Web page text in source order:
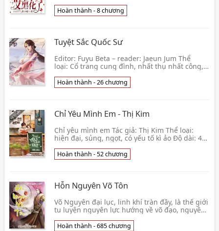
mắt dịu dàng,👦 Mộ Tiểu Ấm
Hoàn thành - 8 chương
Tuyệt Sắc Quốc Sư
Editor: Fuyu Beta – reader: Jaeun Jum Thể
loại: Cổ trang cung đình, nhất thụ nhất công,
tình m👦 Mê Dương
Hoàn thành - 26 chương
Chỉ Yêu Mình Em - Thị Kim
Chỉ yêu mình em Tác giả: Thị Kim Thể loại:
hiện đại, sủng, ngọt, có yếu tố kì ảo Độ dài: 47
The👦 Thị Kim
Hoàn thành - 52 chương
Hỗn Nguyên Võ Tôn
Võ Nguyên đại lục, linh khí tràn đầy, là thế giới
tu luyện nguyên lực hướng về võ đạo, nguyên
👦 Mạo Tự Hữu Tài
Hoàn thành - 685 chương